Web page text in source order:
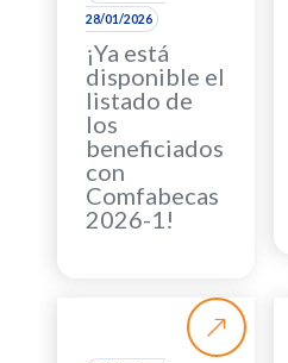
28/01/2026
¡Ya está
disponible el
listado de
los
beneficiados
con
Comfabecas
2026-1!